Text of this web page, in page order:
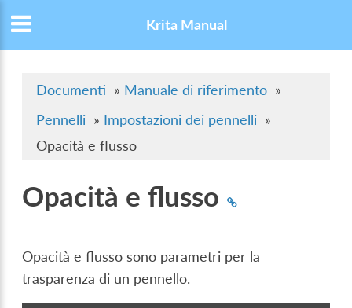
Krita Manual
Documenti » Manuale di riferimento »
Pennelli » Impostazioni dei pennelli »
Opacità e flusso
Opacità e flusso
Opacità e flusso sono parametri per la
trasparenza di un pennello.